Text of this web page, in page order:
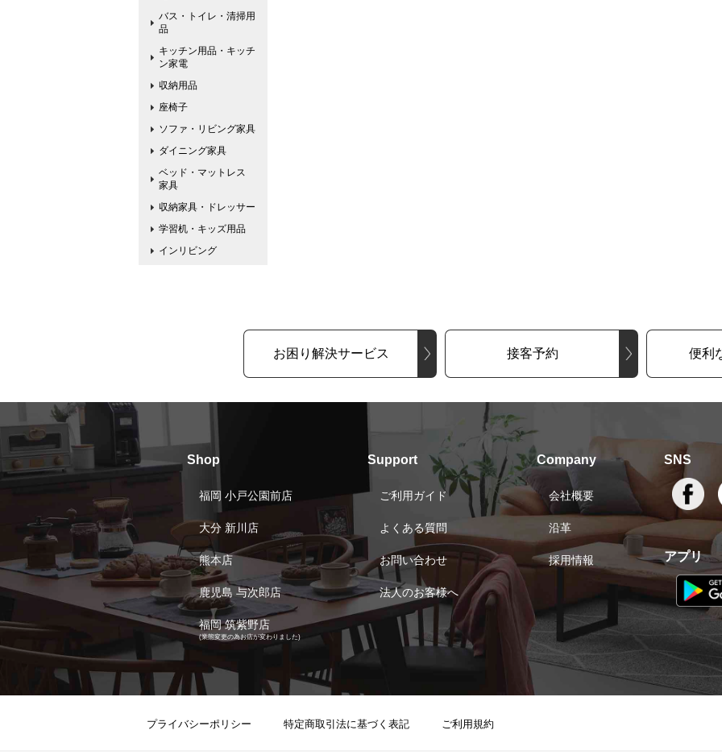
バス・トイレ・清掃用
品
キッチン用品・キッチ
ン家電
収納用品
座椅子
ソファ・リビング家具
ダイニング家具
ベッド・マットレス
家具
収納家具・ドレッサー
学習机・キッズ用品
インリビング
お困り解決サービス 接客予約 便利
Shop
福岡 小戸公園前店
大分 新川店
熊本店
鹿児島 与次郎店
福岡 筑紫野店
(業態変更の為お店が変わりました)
Support
ご利用ガイド
よくある質問
お問い合わせ
法人のお客様へ
Company
会社概要
沿革
採用情報
SNS
アプリ
プライバシーポリシー 特定商取引法に基づく表記 ご利用規約